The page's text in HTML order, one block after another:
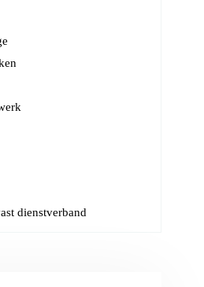
dienstverband